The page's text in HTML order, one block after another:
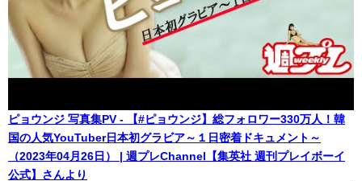
ピョウンジ 写真集PV - 【#ピョウンジ】総フォロワー330万人！韓
国の人気YouTuber日本初グラビア～１日密着ドキュメント～
（2023年04月26日） | 週プレChannel【集英社 週刊プレイボーイ
公式】さんより